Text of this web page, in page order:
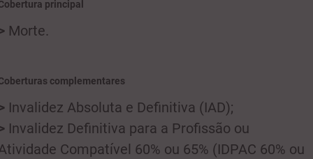
principal
Morte.
complementares
Invalidez Absoluta e Definitiva (IAD);
Invalidez Definitiva para a Profissão ou
Compatível 60% ou 65% (IDPAC 60% ou